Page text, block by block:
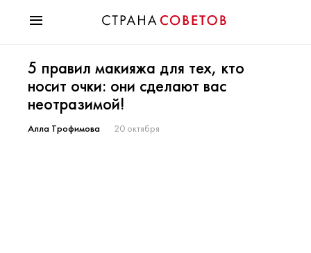
Мода
Звезды
Гороскопы
Здоровье
5 правил макияжа для тех, кто
носит очки: они сделают вас
неотразимой!
Алла Трофимова 20 октября